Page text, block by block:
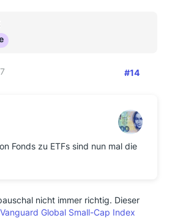
#14
Fonds zu ETFs sind nun mal die
nicht immer richtig. Dieser
Vanguard Global Small-Cap Index